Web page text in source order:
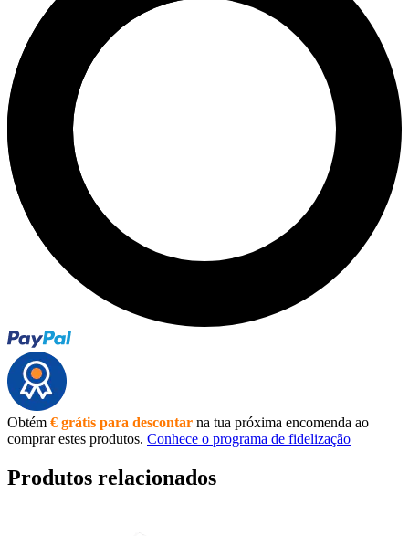
Obtém € grátis para descontar na tua próxima encomenda ao
comprar estes produtos. Conhece o programa de fidelização
Produtos relacionados